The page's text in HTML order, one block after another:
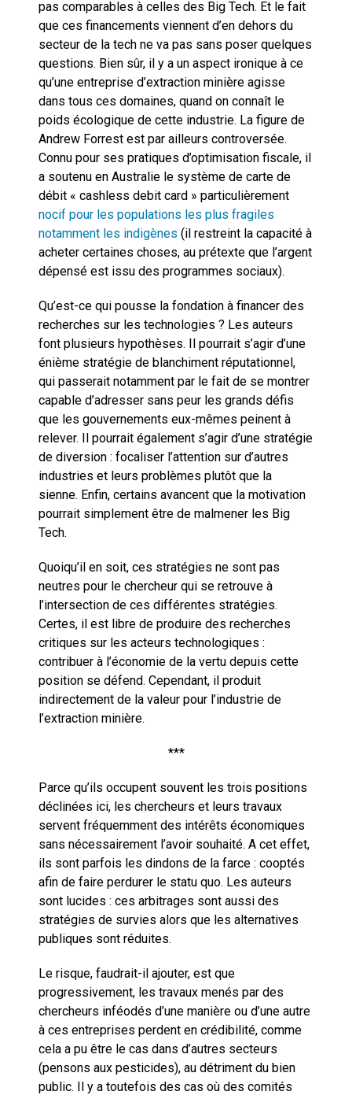
pas comparables à celles des Big Tech. Et le fait
que ces financements viennent d’en dehors du
secteur de la tech ne va pas sans poser quelques
questions. Bien sûr, il y a un aspect ironique à ce
qu’une entreprise d’extraction minière agisse
dans tous ces domaines, quand on connaît le
poids écologique de cette industrie. La figure de
Andrew Forrest est par ailleurs controversée.
Connu pour ses pratiques d’optimisation fiscale, il
a soutenu en Australie le système de carte de
débit « cashless debit card » particulièrement
nocif pour les populations les plus fragiles
notamment les indigènes (il restreint la capacité à
acheter certaines choses, au prétexte que l’argent
dépensé est issu des programmes sociaux).
Qu’est-ce qui pousse la fondation à financer des
recherches sur les technologies ? Les auteurs
font plusieurs hypothèses. Il pourrait s’agir d’une
énième stratégie de blanchiment réputationnel,
qui passerait notamment par le fait de se montrer
capable d’adresser sans peur les grands défis
que les gouvernements eux-mêmes peinent à
relever. Il pourrait également s’agir d’une stratégie
de diversion : focaliser l’attention sur d’autres
industries et leurs problèmes plutôt que la
sienne. Enfin, certains avancent que la motivation
pourrait simplement être de malmener les Big
Tech.
Quoiqu’il en soit, ces stratégies ne sont pas
neutres pour le chercheur qui se retrouve à
l’intersection de ces différentes stratégies.
Certes, il est libre de produire des recherches
critiques sur les acteurs technologiques :
contribuer à l’économie de la vertu depuis cette
position se défend. Cependant, il produit
indirectement de la valeur pour l’industrie de
l’extraction minière.
***
Parce qu’ils occupent souvent les trois positions
déclinées ici, les chercheurs et leurs travaux
servent fréquemment des intérêts économiques
sans nécessairement l’avoir souhaité. A cet effet,
ils sont parfois les dindons de la farce : cooptés
afin de faire perdurer le statu quo. Les auteurs
sont lucides : ces arbitrages sont aussi des
stratégies de survies alors que les alternatives
publiques sont réduites.
Le risque, faudrait-il ajouter, est que
progressivement, les travaux menés par des
chercheurs inféodés d’une manière ou d’une autre
à ces entreprises perdent en crédibilité, comme
cela a pu être le cas dans d’autres secteurs
(pensons aux pesticides), au détriment du bien
public. Il y a toutefois des cas où des comités